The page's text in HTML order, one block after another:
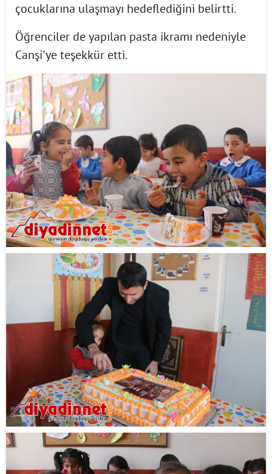
çocuklarına ulaşmayı hedeflediğini belirtti.
Öğrenciler de yapılan pasta ikramı nedeniyle
Canşi'ye teşekkür etti.